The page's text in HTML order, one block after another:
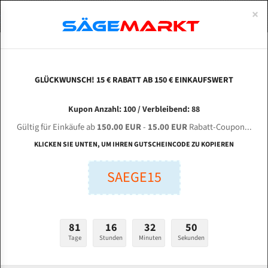
COBRA CHB-320 DC für 4115 mm Bi-Metall
Bandsägeblätter
Länge (mm):
Stärken + Zahnteilung:
mm
ABOUTS
ENGLISH
Bi-Metall Meterware
Fleischerei Bandsägeblätter
Bandmesser Glatt Meterware
Konvex Meterware
×
GLÜCKWUNSCH! 15 € RABATT AB 150 € EINKAUFSWERT
Kupon Anzahl: 100 / Verbleibend: 88
Gültig für Einkäufe ab150.00 EUR- 15.00 EURRabatt-Coupon...
KLICKEN SIE UNTEN, UM IHREN GUTSCHEINCODE ZU KOPIEREN
SAEGE15
81
Tage
16
Stunden
32
Minuten
49
Sekunden